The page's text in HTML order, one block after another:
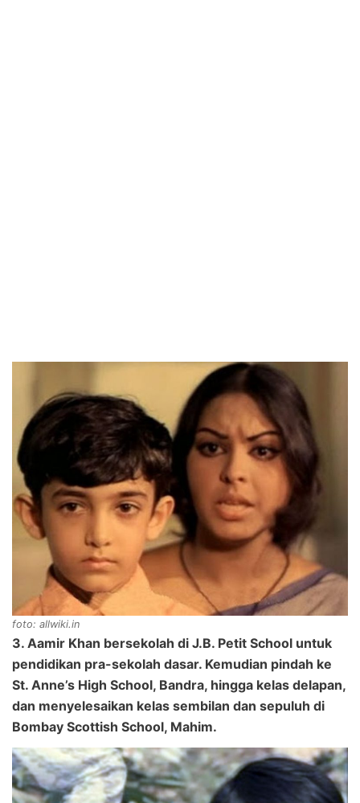
foto: allwiki.in
3. Aamir Khan bersekolah di J.B. Petit School untuk
pendidikan pra-sekolah dasar. Kemudian pindah ke
St. Anne’s High School, Bandra, hingga kelas delapan,
dan menyelesaikan kelas sembilan dan sepuluh di
Bombay Scottish School, Mahim.